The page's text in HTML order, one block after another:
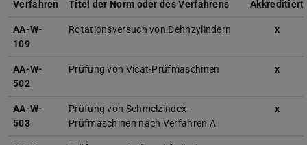
Verfahren
Titel der Norm oder des Verfahrens Akkreditiert
AA-W-
109
Rotationsversuch von Dehnzylindern x
AA-W-
502
Prüfung von Vicat-Prüfmaschinen x
AA-W-
503
Prüfung von Schmelzindex-
Prüfmaschinen nach Verfahren A
x